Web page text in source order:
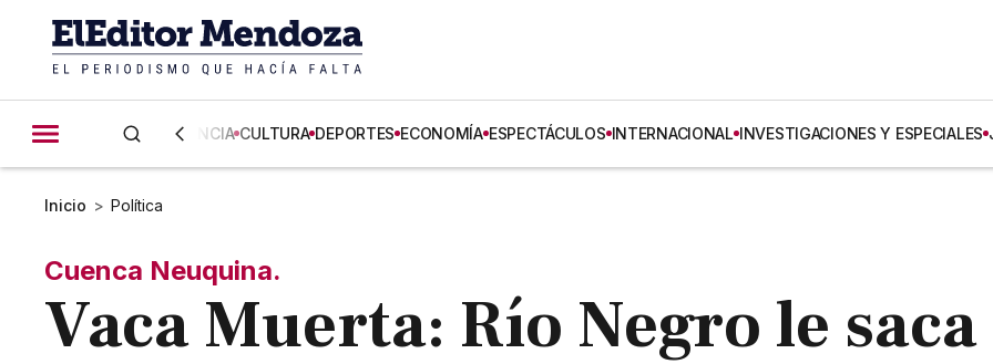
CIENCIA CULTURA DEPORTES ECONOMÍA ESPECTÁCULOS INTERNACIONAL INVESTIGACIONES Y ESPECIALES
Inicio > Política
Cuenca Neuquina.
Vaca Muerta: Río Negro le saca